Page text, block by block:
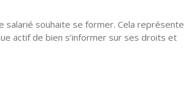
salarié souhaite se former. Cela représente
actif de bien s’informer sur ses droits et